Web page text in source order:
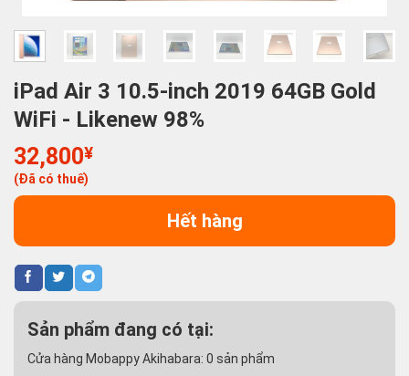
iPad Air 3 10.5-inch 2019 64GB Gold
WiFi - Likenew 98%
32,800¥
(Đã có thuế)
Hết hàng
Sản phẩm đang có tại:
Cửa hàng Mobappy Akihabara: 0 sản phẩm